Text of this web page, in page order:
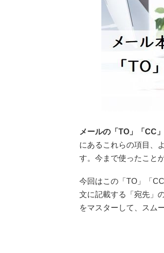
メールの「TO」「CC
にあるこれらの項目、
す。今まで使ったこと
今回はこの「TO」「
文に記載する「宛先」
をマスターして、スム